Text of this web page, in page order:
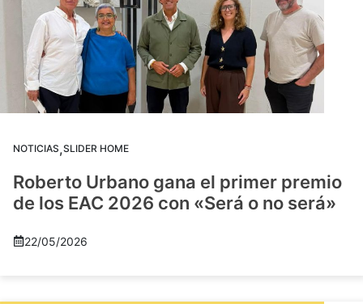
NOTICIAS,SLIDER HOME
Roberto Urbano gana el primer premio
de los EAC 2026 con «Será o no será»
22/05/2026